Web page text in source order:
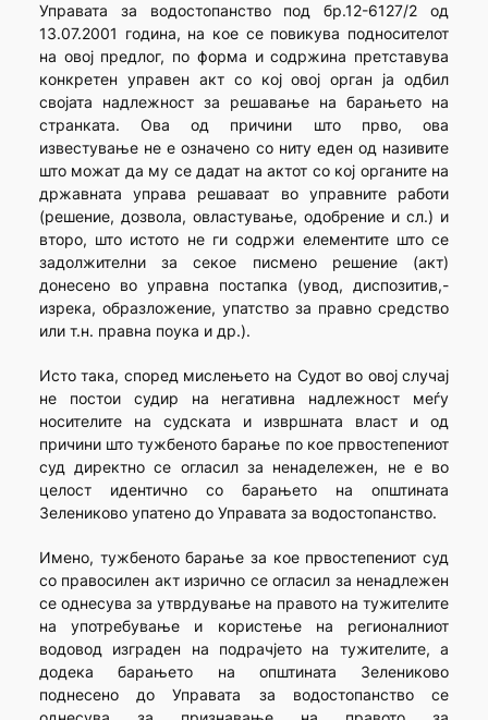
Управата за водостопанство под бр.12-6127/2 од
13.07.2001 година, на кое се повикува подносителот
на овој предлог, по форма и содржина претставува
конкретен управен акт со кој овој орган ја одбил
својата надлежност за решавање на барањето на
странката. Ова од причини што прво, ова
известување не е означено со ниту еден од називите
што можат да му се дадат на актот со кој органите на
државната управа решаваат во управните работи
(решение, дозвола, овластување, одобрение и сл.) и
второ, што истото не ги содржи елементите што се
задолжителни за секое писмено решение (акт)
донесено во управна постапка (увод, диспозитив,-
изрека, образложение, упатство за правно средство
или т.н. правна поука и др.).
Исто така, според мислењето на Судот во овој случај
не постои судир на негативна надлежност меѓу
носителите на судската и извршната власт и од
причини што тужбеното барање по кое првостепениот
суд директно се огласил за ненадележен, не е во
целост идентично со барањето на општината
Зелениково упатено до Управата за водостопанство.
Имено, тужбеното барање за кое првостепениот суд
со правосилен акт изрично се огласил за ненадлежен
се однесува за утврдување на правото на тужителите
на употребување и користење на регионалниот
водовод изграден на подрачјето на тужителите, а
додека барањето на општината Зелениково
поднесено до Управата за водостопанство се